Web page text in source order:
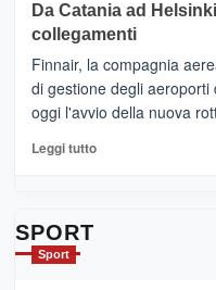
tappe
dell’enoturismo
RANDAZZO
–
Ci
siamo
quasi….
pronti
per
Da Catania ad
collegamenti
Finnair, la compagnia
di gestione degli
oggi l'avvio della nuova
Leggi tuttoLeggi
SPORT
Sport